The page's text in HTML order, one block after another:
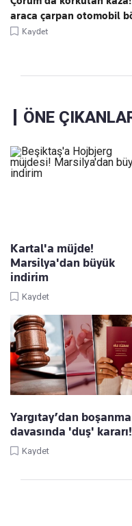
araca çarpan otomobil
Kaydet
ÖNE
Kartal'a müjde!
Marsilya'dan büyük
indirim
Kaydet
Yargıtay’dan boşanma
davasında 'duş' kararı!
Kaydet